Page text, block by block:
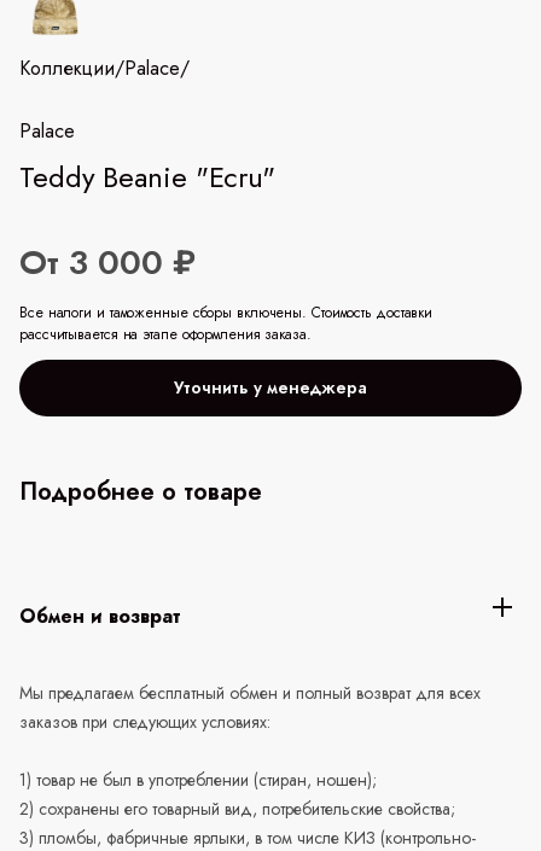
Коллекции/Palace/
Palace
Teddy Beanie "Ecru"
От 3 000 ₽
Все налоги и таможенные сборы включены. Стоимость доставки
рассчитывается на этапе оформления заказа.
Уточнить у менеджера
Подробнее о товаре
Обмен и возврат
Мы предлагаем бесплатный обмен и полный возврат для всех
заказов при следующих условиях:
1) товар не был в употреблении (стиран, ношен);
2) сохранены его товарный вид, потребительские свойства;
3) пломбы, фабричные ярлыки, в том числе КИЗ (контрольно-